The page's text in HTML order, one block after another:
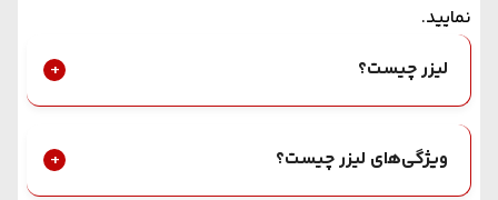
نمایید.
لیزر چیست؟
ویژگیﻫای لیزر چیست؟